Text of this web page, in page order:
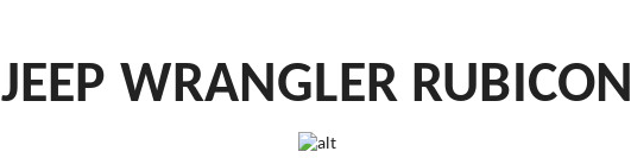
JEEP WRANGLER RUBICON